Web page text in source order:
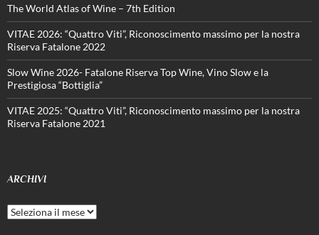
The World Atlas of Wine – 7th Edition
VITAE 2026: “Quattro Viti”, Riconoscimento massimo per la nostra
Riserva Fatalone 2022
Slow Wine 2026- Fatalone Riserva Top Wine, Vino Slow e la
Prestigiosa “Bottiglia”
VITAE 2025: “Quattro Viti”, Riconoscimento massimo per la nostra
Riserva Fatalone 2021
ARCHIVI
Archivi